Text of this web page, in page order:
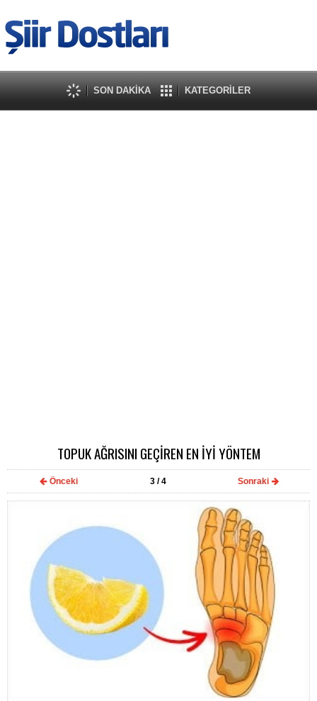
SON DAKİKA KATEGORİLER
TOPUK AĞRISINI GEÇİREN EN İYİ YÖNTEM
Önceki 3 / 4 Sonraki